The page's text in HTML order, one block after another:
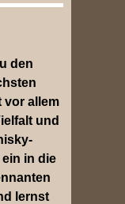
den
vor allem
und
in die
lernst